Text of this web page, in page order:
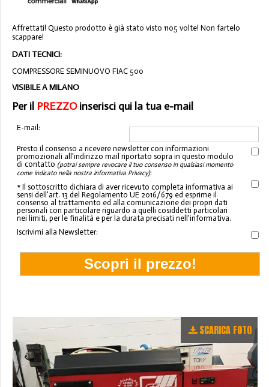
Affrettati! Questo prodotto è già stato visto 1105 volte! Non fartelo
scappare!
DATI TECNICI:
COMPRESSORE SEMINUOVO FIAC 500
VISIBILE A MILANO
Per il PREZZOinserisci qui la tua e-mail
E-mail:
Presto il consenso a ricevere newsletter con informazioni
promozionali all'indirizzo mail riportato sopra in questo modulo
di contatto (potrai sempre revocare il tuo consenso in qualsiasi momento
come indicato nella nostra informativa Privacy):
* Il sottoscritto dichiara di aver ricevuto completa informativa ai
sensi dell'art. 13 del Regolamento UE 2016/679 ed esprime il
consenso al trattamento ed alla comunicazione dei propri dati
personali con particolare riguardo a quelli cosiddetti particolari
nei limiti, per le finalità e per la durata precisati nell'informativa.
Iscrivimi alla Newsletter:
SCARICA FOTO